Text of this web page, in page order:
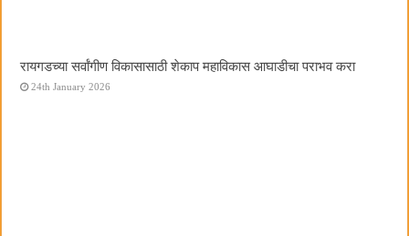
रायगडच्या सर्वांगीण विकासासाठी शेकाप महाविकास आघाडीचा पराभव करा
24th January 2026